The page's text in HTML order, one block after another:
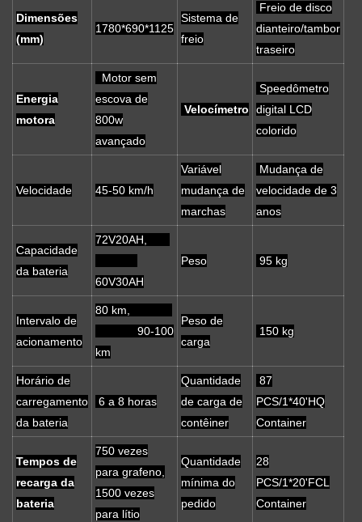
Dimensões
(mm)
1780*690*1125
Sistema de
freio
Freio de disco
dianteiro/tambor
traseiro
Energia
motora
Motor sem
escova de
800w
avançado
Velocímetro
Speedômetro
digital LCD
colorido
Velocidade 45-50 km/h
Variável
mudança de
marchas
Mudança de
velocidade de 3
anos
Capacidade
da bateria
72V20AH,
60V30AH
Peso 95 kg
Intervalo de
acionamento
80 km,
90-100
km
Peso de
carga
150 kg
Horário de
carregamento
da bateria
6 a 8 horas
Quantidade
de carga de
contêiner
87
PCS/1*40'HQ
Container
Tempos de
recarga da
bateria
750 vezes
para grafeno,
1500 vezes
para lítio
Quantidade
mínima do
pedido
28
PCS/1*20'FCL
Container